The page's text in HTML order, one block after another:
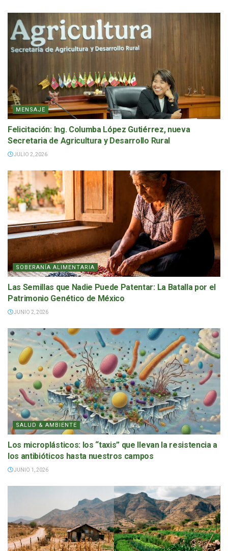
MENSAJE
Felicitación: Ing. Columba López Gutiérrez, nueva
Secretaria de Agricultura y Desarrollo Rural
JULIO 2, 2026
SOBERANÍA ALIMENTARIA
Las Semillas que Nadie Puede Patentar: La Batalla por el
Patrimonio Genético de México
JUNIO 2, 2026
SALUD & AMBIENTE
Los microplásticos: los “taxis” que llevan la resistencia a
los antibióticos hasta nuestros campos
JUNIO 1, 2026